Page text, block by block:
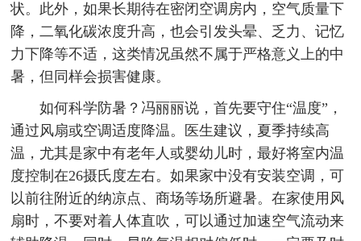
状。此外，如果长期待在密闭空调房内，空气质量下
降，二氧化碳浓度升高，也会引发头晕、乏力、记忆
力下降等不适，这类情况虽然不属于严格意义上的中
暑，但同样会损害健康。
如何科学防暑？冯丽丽说，首先要守住“温度”，
通过风扇或空调适度降温。医生建议，夏季持续高
温，尤其是家中有老年人或婴幼儿时，最好将室内温
度控制在26摄氏度左右。如果家中没有安装空调，可
以前往附近的纳凉点、商场等场所避暑。在家使用风
扇时，不要对着人体直吹，可以通过加速空气流动来